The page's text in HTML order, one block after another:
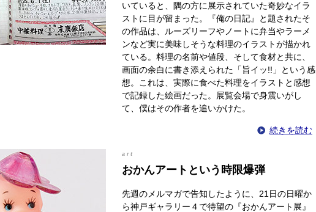
いていると、隅の方に展示されていた奇妙なイラ
ストに目が留まった。『俺の日記』と題されたそ
の作品は、ルーズリーフやノートに弁当やラーメ
ンなど実に美味しそうな料理のイラストが描かれ
ている。料理の名前や値段、そして食材と共に、
画面の余白に書き添えられた「旨イッ!!」という感
想。これは、実際に食べた料理をイラストと感想
で記録した絵画だった。展覧会場で身震いがし
て、僕はその作者を追いかけた。
続きを読む
art
おかんアートという時限爆弾
先週のメルマガで告知したように、21日の日曜か
ら神戸ギャラリー４で待望の『おかんアート展』